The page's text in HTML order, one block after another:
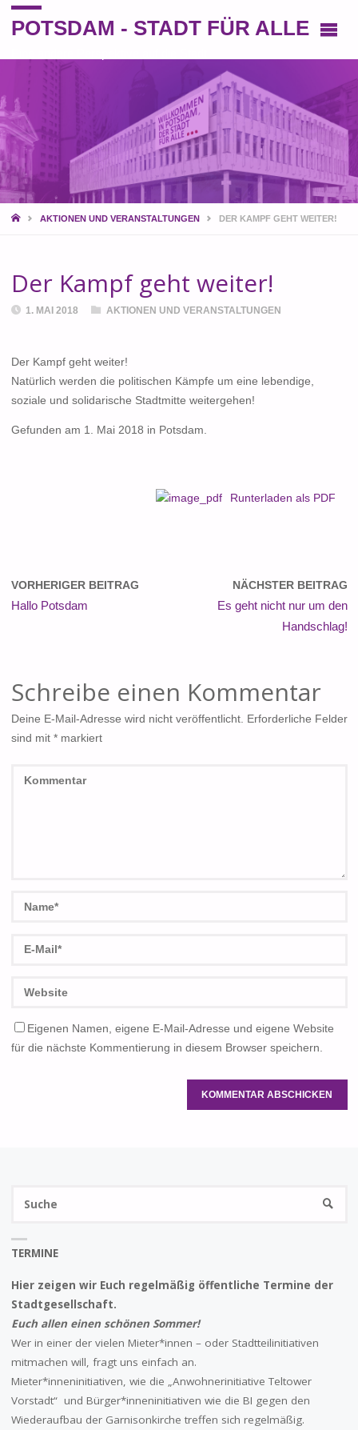
POTSDAM - STADT FÜR ALLE
STARTAKTIONEN UND VERANSTALTUNGEN DER KAMPF GEHT WEITER!
Der Kampf geht weiter!
1. MAI 2018 AKTIONEN UND VERANSTALTUNGEN
Der Kampf geht weiter!
Natürlich werden die politischen Kämpfe um eine lebendige,
soziale und solidarische Stadtmitte weitergehen!
Gefunden am 1. Mai 2018 in Potsdam.
Runterladen als PDF
VORHERIGER BEITRAG
Hallo Potsdam
NÄCHSTER BEITRAG
Es geht nicht nur um den
Handschlag!
Schreibe einen Kommentar
Deine E-Mail-Adresse wird nicht veröffentlicht.
Erforderliche Felder
sind mit *markiert
Eigenen Namen, eigene E-Mail-Adresse und eigene Website
für die nächste Kommentierung in diesem Browser speichern.
SUCHE
TERMINE
Hier zeigen wir Euch regelmäßig öffentliche Termine der
Stadtgesellschaft.
Euch allen einen schönen Sommer!
Wer in einer der vielen Mieter*innen – oder Stadtteilinitiativen
mitmachen will, fragt uns einfach an.
Mieter*inneninitiativen, wie die „Anwohnerinitiative Teltower
Vorstadt“ und Bürger*inneninitiativen wie die BI gegen den
Wiederaufbau der Garnisonkirche treffen sich regelmäßig.